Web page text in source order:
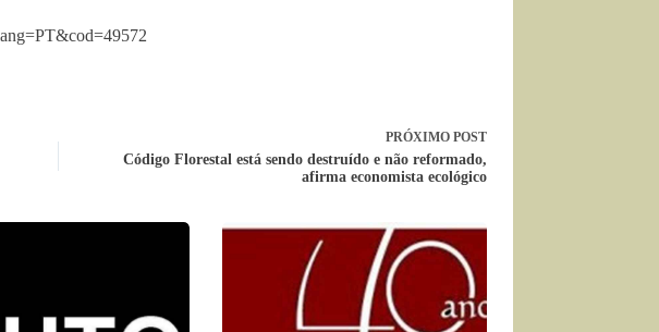
PRÓXIMO POST
Código Florestal está sendo destruído e não reformado,
afirma economista ecológico